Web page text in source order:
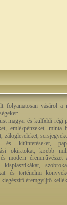
folyamatosan vásárol a
magyar és külföldi régi
emlékpénzeket, minta
zálogleveleket,
és kitüntetéseket,
okiratokat, kisebb
modern éremművészet
kisplasztikákat,
és történelmi
éremgyűjtő